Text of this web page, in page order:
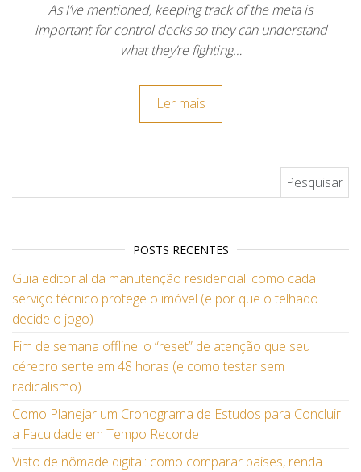
As I’ve mentioned, keeping track of the meta is
important for control decks so they can understand
what they’re fighting…
Ler mais
POSTS RECENTES
Guia editorial da manutenção residencial: como cada
serviço técnico protege o imóvel (e por que o telhado
decide o jogo)
Fim de semana offline: o “reset” de atenção que seu
cérebro sente em 48 horas (e como testar sem
radicalismo)
Como Planejar um Cronograma de Estudos para Concluir
a Faculdade em Tempo Recorde
Visto de nômade digital: como comparar países, renda